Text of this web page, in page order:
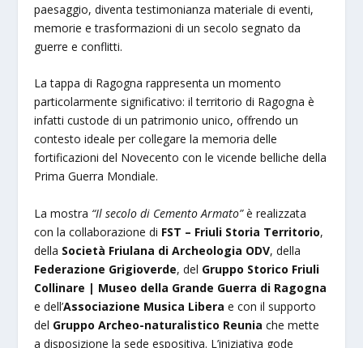
paesaggio, diventa testimonianza materiale di eventi,
memorie e trasformazioni di un secolo segnato da
guerre e conflitti.
La tappa di Ragogna rappresenta un momento
particolarmente significativo: il territorio di Ragogna è
infatti custode di un patrimonio unico, offrendo un
contesto ideale per collegare la memoria delle
fortificazioni del Novecento con le vicende belliche della
Prima Guerra Mondiale.
La mostra “Il secolo di Cemento Armato”è realizzata
con la collaborazione di FST – Friuli Storia Territorio,
della Società Friulana di Archeologia ODV, della
Federazione Grigioverde, del Gruppo Storico Friuli
Collinare | Museo della Grande Guerra di Ragogna
e dell’Associazione Musica Libera e con il supporto
del Gruppo Archeo-naturalistico Reunia che mette
a disposizione la sede espositiva. L’iniziativa gode